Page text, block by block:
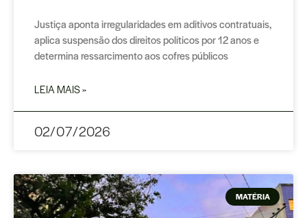
Justiça aponta irregularidades em aditivos contratuais,
aplica suspensão dos direitos políticos por 12 anos e
determina ressarcimento aos cofres públicos
LEIA MAIS »
02/07/2026
MATÉRIA